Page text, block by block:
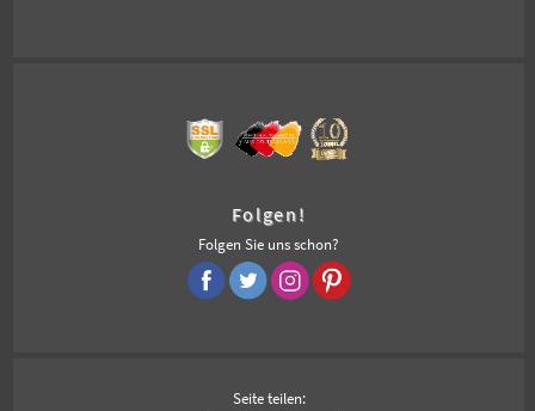
Folgen!
Folgen Sie uns schon?
Seite teilen: